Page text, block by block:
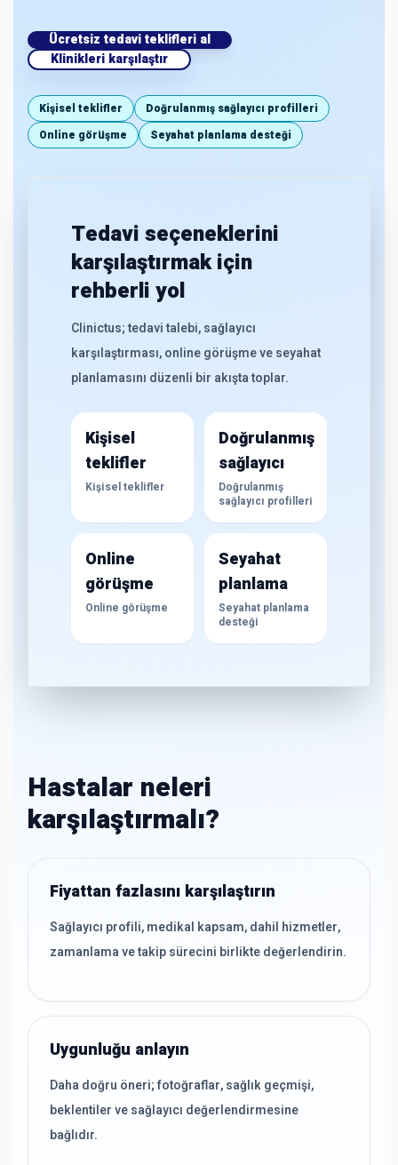
Ücretsiz tedavi teklifleri al
Klinikleri karşılaştır
Kişisel teklifler
Doğrulanmış sağlayıcı profilleri
Online görüşme
Seyahat planlama desteği
Tedavi seçeneklerini
karşılaştırmak için
rehberli yol
Clinictus; tedavi talebi, sağlayıcı
karşılaştırması, online görüşme ve seyahat
planlamasını düzenli bir akışta toplar.
Kişisel
teklifler
Kişisel teklifler
Doğrulanmış
sağlayıcı
Doğrulanmış
sağlayıcı profilleri
Online
görüşme
Online görüşme
Seyahat
planlama
Seyahat planlama
desteği
Hastalar neleri
karşılaştırmalı?
Fiyattan fazlasını karşılaştırın
Sağlayıcı profili, medikal kapsam, dahil hizmetler,
zamanlama ve takip sürecini birlikte değerlendirin.
Uygunluğu anlayın
Daha doğru öneri; fotoğraflar, sağlık geçmişi,
beklentiler ve sağlayıcı değerlendirmesine
bağlıdır.